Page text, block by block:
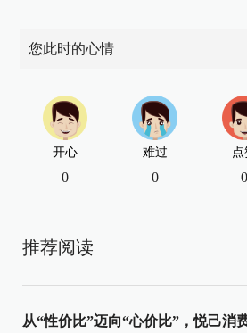
您此时的心情
开心
0
难过
0
点
0
推荐阅读
从“性价比”迈向“心价比”，悦己消